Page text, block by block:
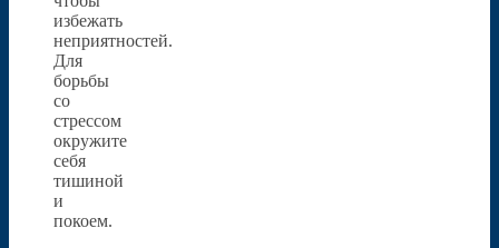
избежать
неприятностей.
Для
борьбы
со
стрессом
окружите
себя
тишиной
и
покоем.